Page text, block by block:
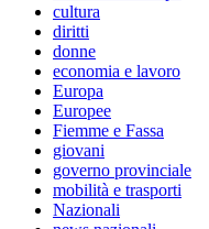
cultura
diritti
donne
economia e lavoro
Europa
Europee
Fiemme e Fassa
giovani
governo provinciale
mobilità e trasporti
Nazionali